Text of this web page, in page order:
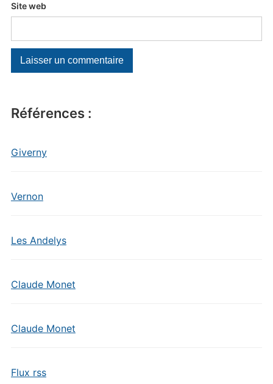
Références :
Giverny
Vernon
Les Andelys
Claude Monet
Claude Monet
Flux rss
Site web